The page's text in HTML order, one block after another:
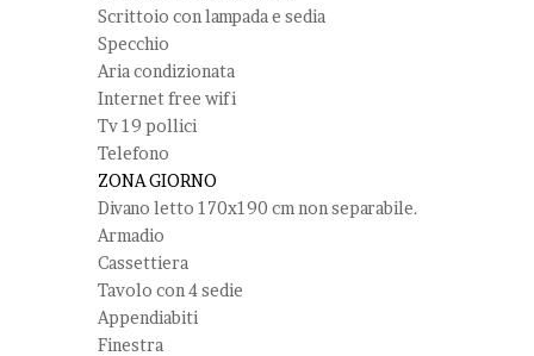
Scrittoio con lampada e sedia
Specchio
Aria condizionata
Internet free wifi
Tv 19 pollici
Telefono
ZONA GIORNO
Divano letto 170x190 cm non separabile.
Armadio
Cassettiera
Tavolo con 4 sedie
Appendiabiti
Finestra